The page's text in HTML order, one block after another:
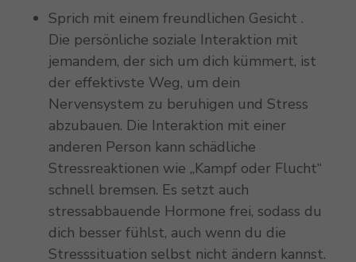
Sprich mit einem freundlichen Gesicht .
Die persönliche soziale Interaktion mit
jemandem, der sich um dich kümmert, ist
der effektivste Weg, um dein
Nervensystem zu beruhigen und Stress
abzubauen. Die Interaktion mit einer
anderen Person kann schädliche
Stressreaktionen wie „Kampf oder Flucht“
schnell bremsen. Es setzt auch
stressabbauende Hormone frei, sodass du
dich besser fühlst, auch wenn du die
Stresssituation selbst nicht ändern kannst.